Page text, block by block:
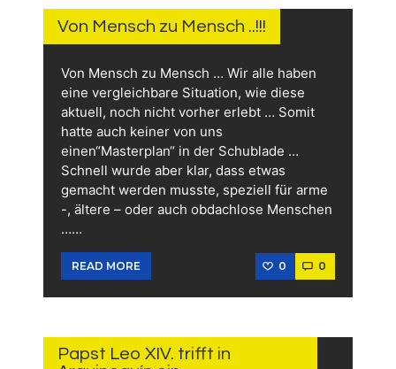
Von Mensch zu Mensch ..!!!
Von Mensch zu Mensch … Wir alle haben
eine vergleichbare Situation, wie diese
aktuell, noch nicht vorher erlebt … Somit
hatte auch keiner von uns
einen“Masterplan“ in der Schublade …
Schnell wurde aber klar, dass etwas
gemacht werden musste, speziell für arme
-, ältere – oder auch obdachlose Menschen
……
READ MORE 0 0
2026
Papst Leo XIV. trifft in